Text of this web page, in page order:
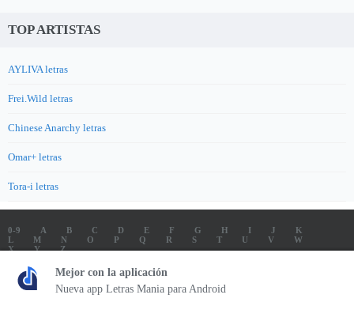
TOP ARTISTAS
AYLIVA letras
Frei.Wild letras
Chinese Anarchy letras
Omar+ letras
Tora-i letras
0-9 A B C D E F G H I J
K
L
M N O P Q R S T U V
W
X
Y
Z
LETRAS
SOUNDTRACK LETRAS
TOP 100 LETRAS
ENVIA LETRAS
Letrasmania.com - Copyright © 2026 - All Rights Reserved
Mejor con la aplicación
Nueva app Letras Mania para Android